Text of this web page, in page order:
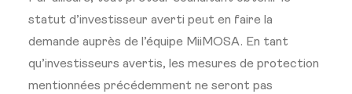
statut d’investisseur averti peut en faire la
demande auprès de l’équipe MiiMOSA. En tant
qu’investisseurs avertis, les mesures de protection
mentionnées précédemment ne seront pas